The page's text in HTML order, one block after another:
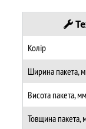
Колір
Ширина пакета,
Висота пакета, мм
Товщина пакета,